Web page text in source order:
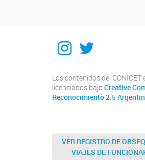
Instagram
Twitter
Los contenidos del CONICET
licenciados bajo Creative
Reconocimiento 2.5
VER REGISTRO DE
VIAJES DE